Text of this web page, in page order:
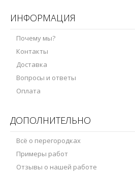
ИНФОРМАЦИЯ
Почему мы?
Контакты
Доставка
Вопросы и ответы
Оплата
ДОПОЛНИТЕЛЬНО
Всё о перегородках
Примеры работ
Отзывы о нашей работе